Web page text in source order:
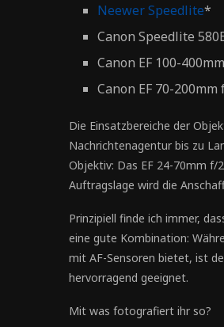
Neewer Speedlite*
Canon Speedlite
Canon EF 100-
Canon EF 70-200mm
Die Einsatzbereiche der
Nachrichtenagentur bis zu
Objektiv: Das EF 24-70mm f/
Auftragslage wird die
Prinzipiell finde ich immer,
eine gute Kombination:
mit AF-Sensoren bietet, ist
hervorragend geeignet.
Mit was fotografiert ihr so?